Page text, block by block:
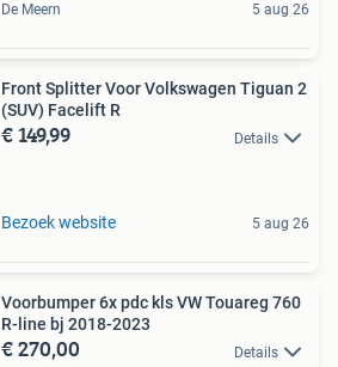
De Meern 5 aug 26
Front Splitter Voor Volkswagen Tiguan 2
(SUV) Facelift R
€ 149,99 Details
Bezoek website 5 aug 26
Voorbumper 6x pdc kls VW Touareg 760
R-line bj 2018-2023
€ 270,00 Details